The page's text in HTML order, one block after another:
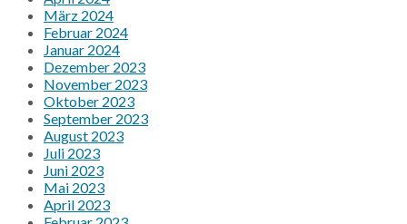
März 2024
Februar 2024
Januar 2024
Dezember 2023
November 2023
Oktober 2023
September 2023
August 2023
Juli 2023
Juni 2023
Mai 2023
April 2023